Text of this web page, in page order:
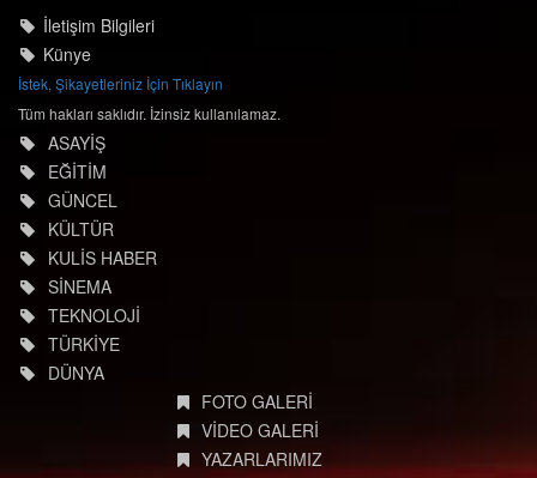
İletişim Bilgileri
Künye
İstek, Şikayetleriniz İçin Tıklayın
Tüm hakları saklıdır. İzinsiz kullanılamaz.
ASAYİŞ
EĞİTİM
GÜNCEL
KÜLTÜR
KULİS HABER
SİNEMA
TEKNOLOJİ
TÜRKİYE
DÜNYA
FOTO GALERİ
VİDEO GALERİ
YAZARLARIMIZ